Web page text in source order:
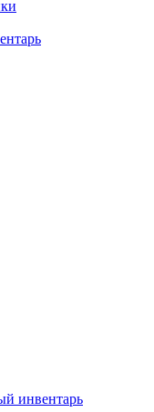
инвентарь